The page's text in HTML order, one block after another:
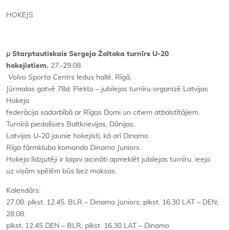
HOKEJS
µ Starptautiskais Sergeja Žoltoka turnīrs U-20
hokejistiem. 27.-29.08.
Volvo Sporta Centrs ledus hallē, Rīgā,
Jūrmalas gatvē 78d. Piekto – jubilejas turnīru organizē Latvijas
Hokeja
federācija sadarbībā ar Rīgas Domi un citiem atbalstītājiem.
Turnīrā piedalīsies Baltkrievijas, Dānijas,
Latvijas U-20 jaunie hokejisti, kā arī Dinamo
Rīga fārmkluba komanda Dinamo Juniors.
Hokeja līdzjutēji ir laipni aicināti apmeklēt jubilejas turnīru, ieeja
uz visām spēlēm būs bez maksas.
Kalendārs:
27.08. plkst. 12.45. BLR – Dinamo Juniors; plkst. 16.30 LAT – DEN;
28.08.
plkst. 12.45 DEN – BLR; plkst. 16.30 LAT – Dinamo